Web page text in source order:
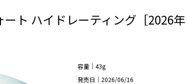
ト ハイドレーティング［2026年
容量｜43g
発売日｜2026/06/16